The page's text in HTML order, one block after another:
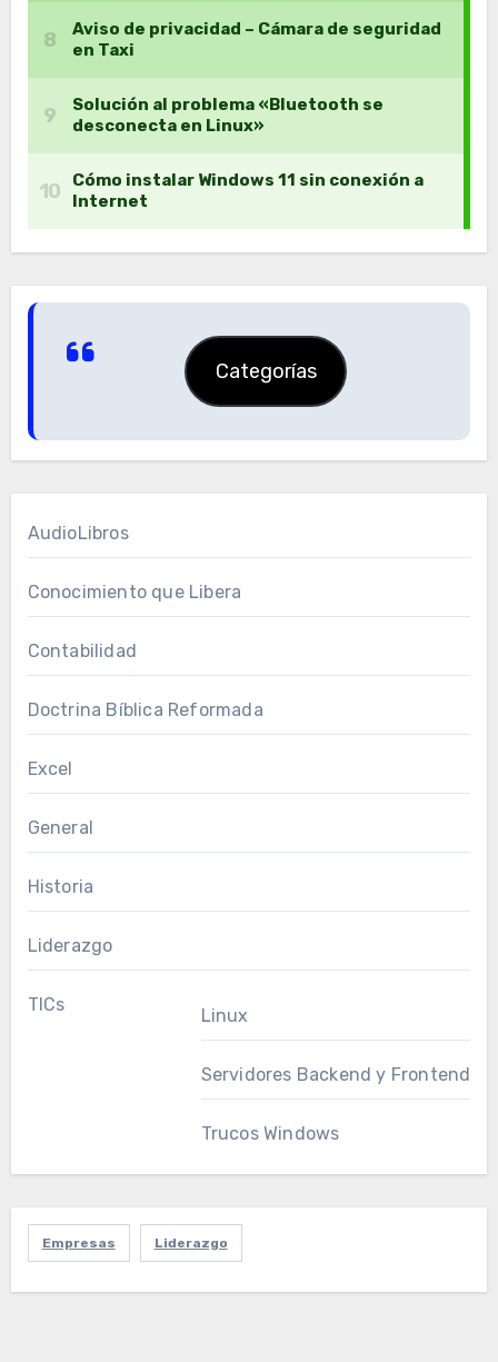
Categorías
AudioLibros
Conocimiento que Libera
Contabilidad
Doctrina Bíblica Reformada
Excel
General
Historia
Liderazgo
TICs
Linux
Servidores Backend y Frontend
Trucos Windows
Empresas Liderazgo